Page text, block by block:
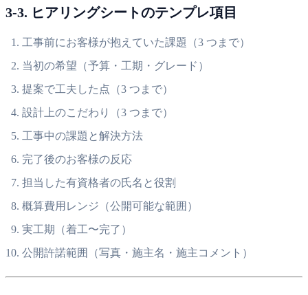
3-3. ヒアリングシートのテンプレ項目
工事前にお客様が抱えていた課題（3 つまで）
当初の希望（予算・工期・グレード）
提案で工夫した点（3 つまで）
設計上のこだわり（3 つまで）
工事中の課題と解決方法
完了後のお客様の反応
担当した有資格者の氏名と役割
概算費用レンジ（公開可能な範囲）
実工期（着工〜完了）
公開許諾範囲（写真・施主名・施主コメント）